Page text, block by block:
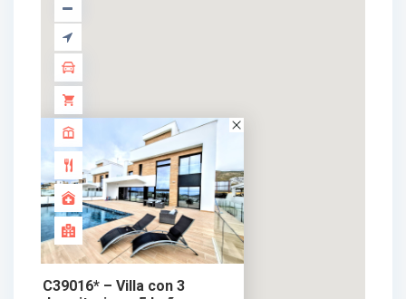
C39016* – Villa con 3